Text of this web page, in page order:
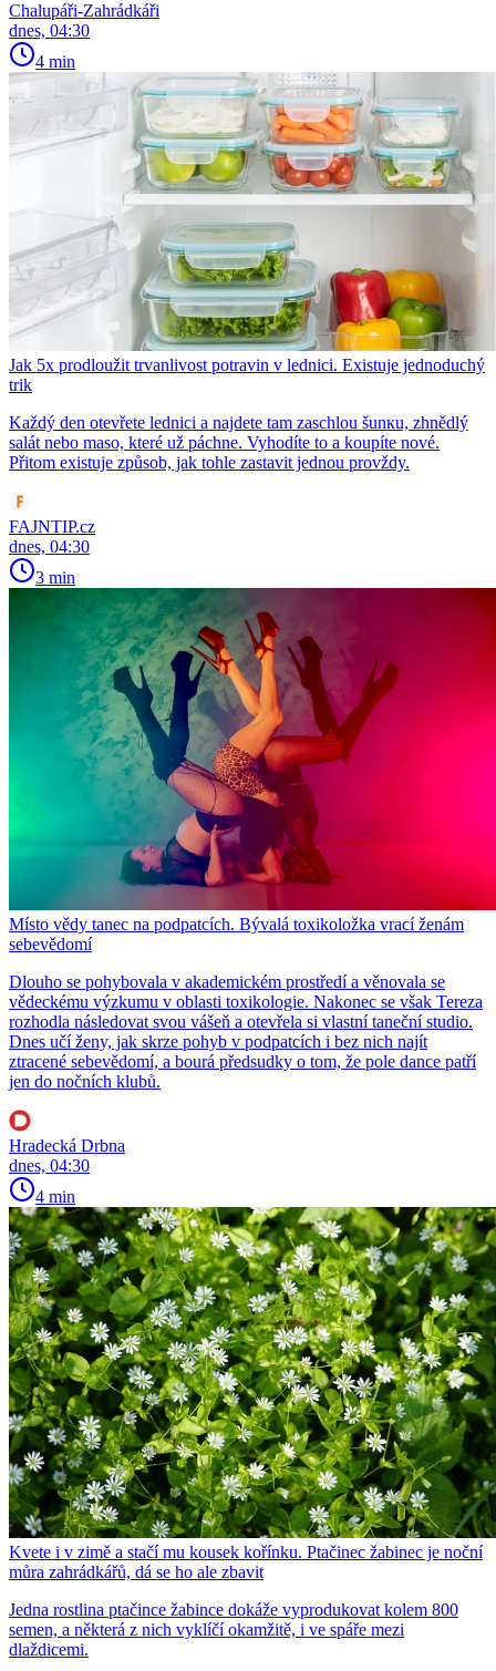
Chalupáři-Zahrádkáři
dnes, 04:30
4 min
Jak 5x prodloužit trvanlivost potravin v lednici. Existuje jednoduchý
trik
Každý den otevřete lednici a najdete tam zaschlou šunкu, zhnědlý
salát nebo maso, které už páchne. Vyhodíte to a koupíte nové.
Přitom existuje způsob, jak tohle zastavit jednou provždy.
FAJNTIP.cz
dnes, 04:30
3 min
Místo vědy tanec na podpatcích. Bývalá toxikoložka vrací ženám
sebevědomí
Dlouho se pohybovala v akademickém prostředí a věnovala se
vědeckému výzkumu v oblasti toxikologie. Nakonec se však Tereza
rozhodla následovat svou vášeň a otevřela si vlastní taneční studio.
Dnes učí ženy, jak skrze pohyb v podpatcích i bez nich najít
ztracené sebevědomí, a bourá předsudky o tom, že pole dance patří
jen do nočních klubů.
Hradecká Drbna
dnes, 04:30
4 min
Kvete i v zimě a stačí mu kousek kořínku. Ptačinec žabinec je noční
můra zahrádkářů, dá se ho ale zbavit
Jedna rostlina ptačince žabince dokáže vyprodukovat kolem 800
semen, a některá z nich vyklíčí okamžitě, i ve spáře mezi
dlaždicemi.